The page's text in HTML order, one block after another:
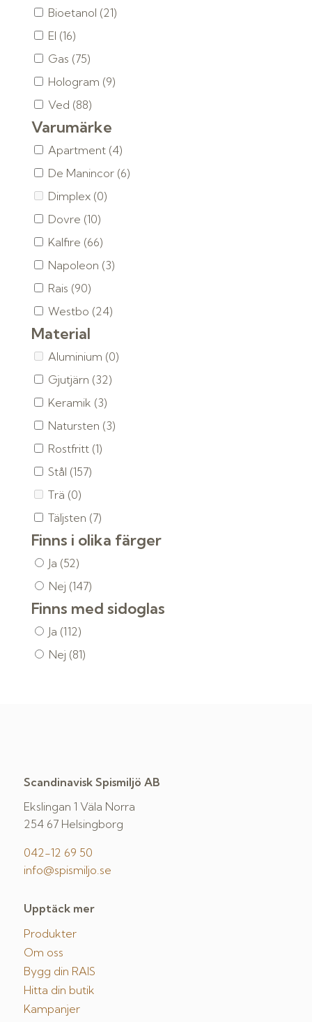
Bioetanol (21)
El (16)
Gas (75)
Hologram (9)
Ved (88)
Varumärke
Apartment (4)
De Manincor (6)
Dimplex (0)
Dovre (10)
Kalfire (66)
Napoleon (3)
Rais (90)
Westbo (24)
Material
Aluminium (0)
Gjutjärn (32)
Keramik (3)
Natursten (3)
Rostfritt (1)
Stål (157)
Trä (0)
Täljsten (7)
Finns i olika färger
Ja (52)
Nej (147)
Finns med sidoglas
Ja (112)
Nej (81)
Scandinavisk Spismiljö AB
Ekslingan 1 Väla Norra
254 67 Helsingborg
042-12 69 50
info@spismiljo.se
Upptäck mer
Produkter
Om oss
Bygg din RAIS
Hitta din butik
Kampanjer